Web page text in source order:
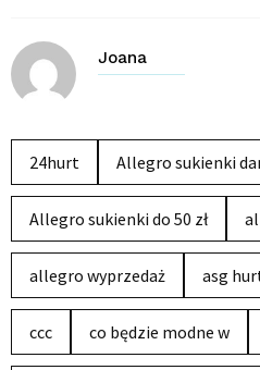
Joana
24hurt Allegro sukienki
Allegro sukienki do 50 zł
allegro wyprzedaż asg
ccc co będzie modne w